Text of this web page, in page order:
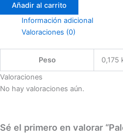
Añadir al carrito
Información adicional
Valoraciones (0)
Peso
0,175
Valoraciones
No hay valoraciones aún.
Sé el primero en valorar